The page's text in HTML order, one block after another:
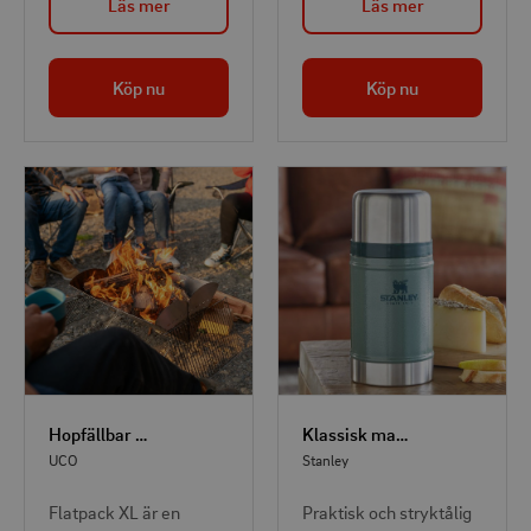
äventyr i naturen eller
till uteplatsen. Med
ChromaReal LED-
teknik, får du ett
naturligt sken. Skaka
färg.
Läs mer
Köp nu
sluta fungera. Detta gör
den perfekt för att
starta vilken sorts eld
som helst.
Läs mer
Köp nu
Hopfällbar Grill Large FlatPack
UCO
Flatpack XL är en
Klassisk mattermos 0,7 l
Stanley
Praktisk och stryktålig